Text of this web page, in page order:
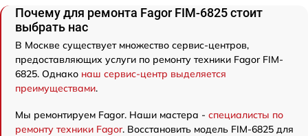
Почему для ремонта Fagor FIM-6825 стоит
выбрать нас
В Москве существует множество сервис-центров,
предоставляющих услуги по ремонту техники Fagor FIM-
6825. Однако наш сервис-центр выделяется
преимуществами.
Мы ремонтируем Fagor. Наши мастера - специалисты по
ремонту техники Fagor. Восстановить модель FIM-6825 для